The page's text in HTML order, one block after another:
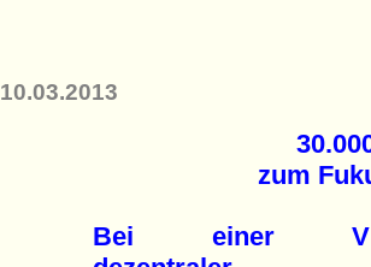
10.03.2013
zum
Bei einer